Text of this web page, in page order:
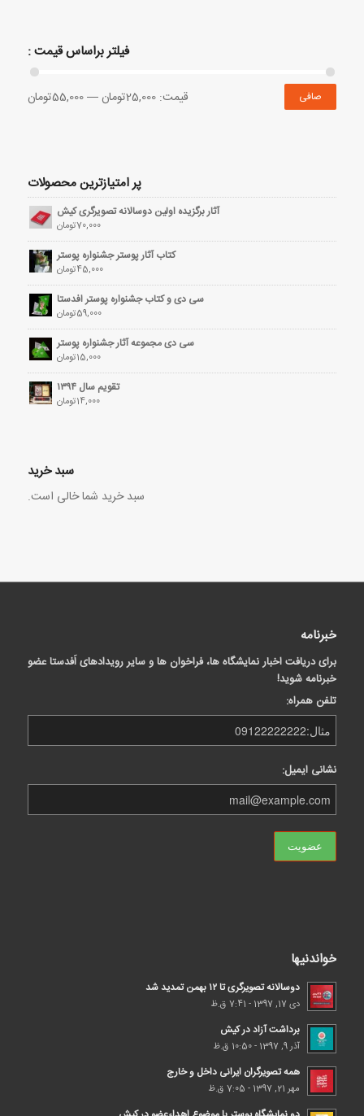
فیلتر براساس قیمت :
صافی قيمت:25,000تومان —55,000تومان
پر امتیازترین محصولات
آثار برگزیده اولین دوسالانه تصویرگری کیش
70,000تومان
کتاب آثار پوستر جشنواره پوستر
45,000تومان
سی دی و کتاب جشنواره پوستر افدستا
59,000تومان
سی دی مجموعه آثار جشنواره پوستر
15,000تومان
تقویم سال ۱۳۹۴
14,000تومان
سبد خرید
سبد خرید شما خالی است.
خبرنامه
برای دریافت اخبار نمایشگاه ها، فراخوان ها و سایر رویدادهای اَفدستا عضو
خبرنامه شوید!
تلفن همراه:
نشانی ایمیل:
خواندنیها
دوسالانه تصویرگری تا ۱۲ بهمن تمدید شد
دی 17, 1397 - 7:41 ق.ظ
برداشت آزاد در کیش
آذر 9, 1397 - 10:50 ق.ظ
همه تصویرگران ایرانی داخل و خارج
مهر 21, 1397 - 7:05 ق.ظ